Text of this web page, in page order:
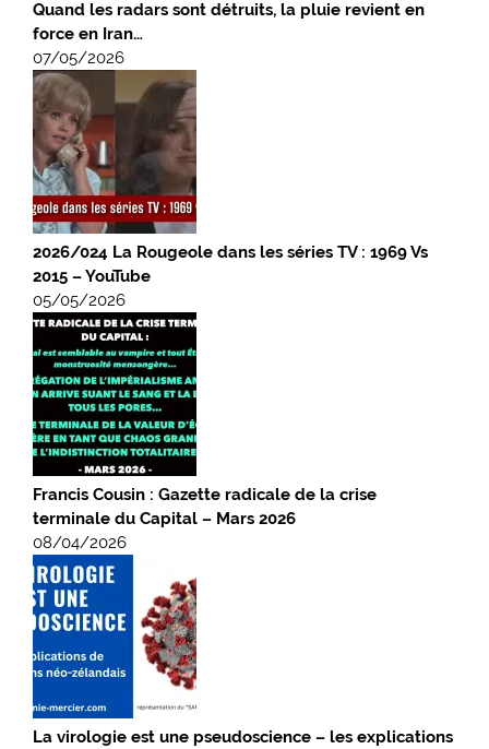
Quand les radars sont détruits, la pluie revient en
force en Iran…
07/05/2026
2026/024 La Rougeole dans les séries TV : 1969 Vs
2015 – YouTube
05/05/2026
Francis Cousin : Gazette radicale de la crise
terminale du Capital – Mars 2026
08/04/2026
La virologie est une pseudoscience – les explications